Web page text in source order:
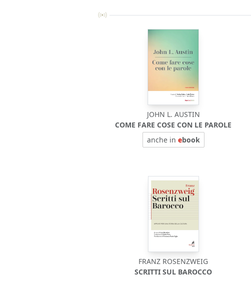
JOHN L. AUSTIN
COME FARE COSE CON LE PAROLE
anche in ebook
FRANZ ROSENZWEIG
SCRITTI SUL BAROCCO